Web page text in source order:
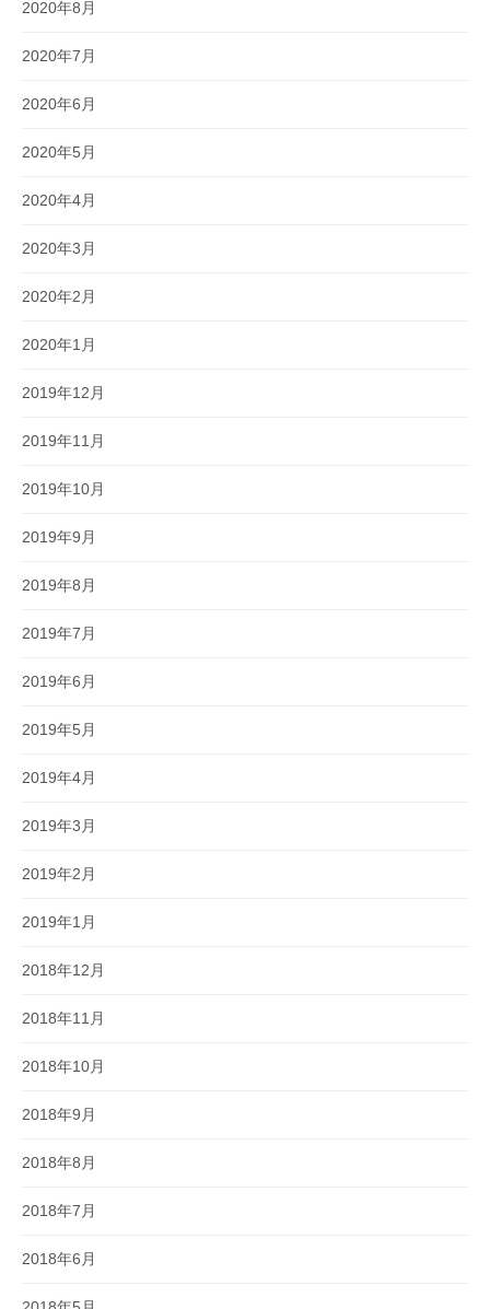
2020年8月
2020年7月
2020年6月
2020年5月
2020年4月
2020年3月
2020年2月
2020年1月
2019年12月
2019年11月
2019年10月
2019年9月
2019年8月
2019年7月
2019年6月
2019年5月
2019年4月
2019年3月
2019年2月
2019年1月
2018年12月
2018年11月
2018年10月
2018年9月
2018年8月
2018年7月
2018年6月